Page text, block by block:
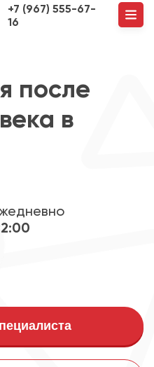
+7 (967) 555-67-
16
после
в